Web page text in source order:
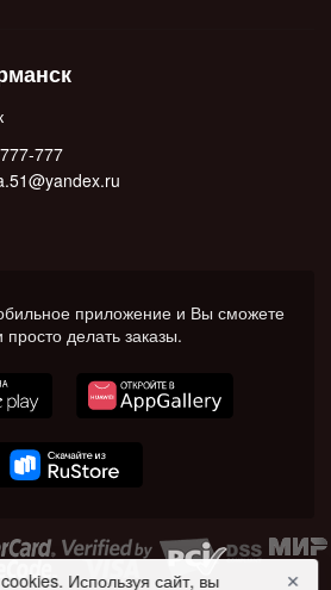
777
приложение и Вы сможете
просто делать заказы.
Используя сайт, вы ✕